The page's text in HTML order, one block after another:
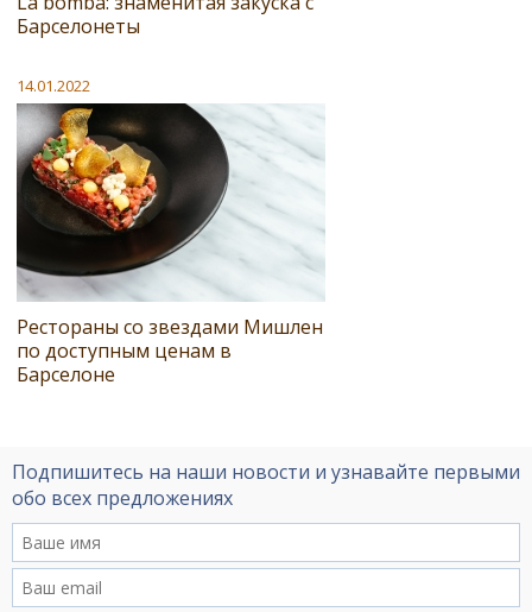
Барселонеты
14.01.2022
Рестораны со звездами Мишлен
по доступным ценам в
Барселоне
Подпишитесь на наши новости и узнавайте первыми
обо всех предложениях